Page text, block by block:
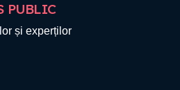
PUBLIC
și experților